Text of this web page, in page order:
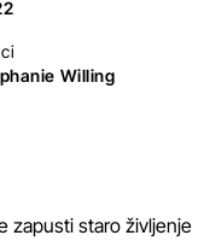
Willing
zapusti staro življenje